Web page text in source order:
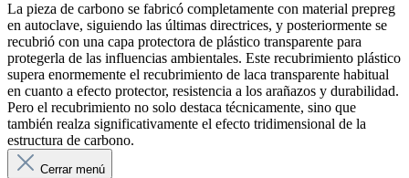
La pieza de carbono se fabricó completamente con material prepreg
en autoclave, siguiendo las últimas directrices, y posteriormente se
recubrió con una capa protectora de plástico transparente para
protegerla de las influencias ambientales. Este recubrimiento plástico
supera enormemente el recubrimiento de laca transparente habitual
en cuanto a efecto protector, resistencia a los arañazos y durabilidad.
Pero el recubrimiento no solo destaca técnicamente, sino que
también realza significativamente el efecto tridimensional de la
estructura de carbono.
Cerrar menú